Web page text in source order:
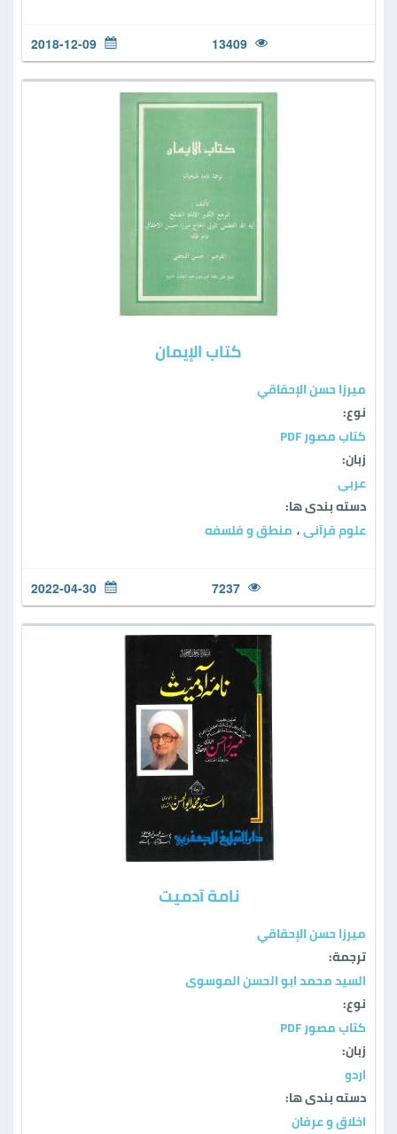
13409
2018-12-09
كتاب الإيمان
ميرزا حسن الإحقاقي
نوع:
كتاب مصور PDF
زبان:
عربی
دسته بندی ها:
علوم قرآنی ، منطق و فلسفه
7237
2022-04-30
نامة آدميت
ميرزا حسن الإحقاقي
ترجمة:
السید محمد ابو الحسن الموسوی
نوع:
كتاب مصور PDF
زبان:
اردو
دسته بندی ها:
اخلاق و عرفان